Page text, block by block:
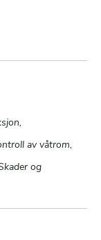
av våtrom,
og